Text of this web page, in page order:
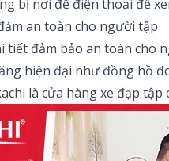
bị nơi để điện thoại để
an toàn cho người tập
tiết đảm bảo an toàn cho
hiện đại như đồng hồ
là cửa hàng xe đạp